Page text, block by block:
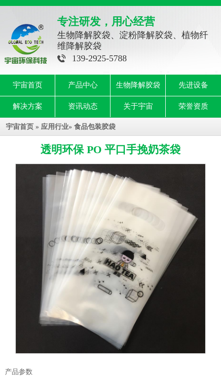
专注研发，用心经营
生物降解胶袋、淀粉降解胶袋、植物纤
维降解胶袋
139-2925-5788
宇宙首页 产品中心 生物降解胶袋 先进设备
解决方案 资讯动态 关于宇宙 荣誉资质
宇宙首页 » 应用行业» 食品包装胶袋
透明环保 PO 平口手挽奶茶袋
产品参数